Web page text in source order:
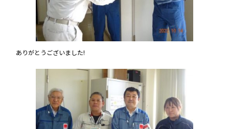
ありがとうございました!